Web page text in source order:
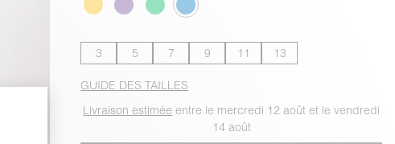
3 5 7 9 11 13
GUIDE DES TAILLES
Livraison estimée entre le mercredi 12 août et le vendredi
14 août